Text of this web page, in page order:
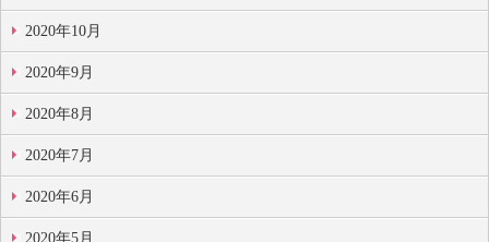
2020年10月
2020年9月
2020年8月
2020年7月
2020年6月
2020年5月